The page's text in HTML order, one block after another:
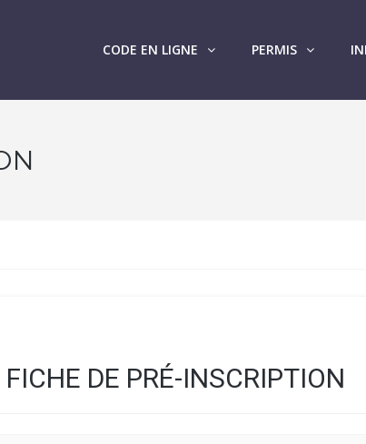
CODE EN LIGNE PERMIS
FICHE DE PRÉ-INSCRIPTION